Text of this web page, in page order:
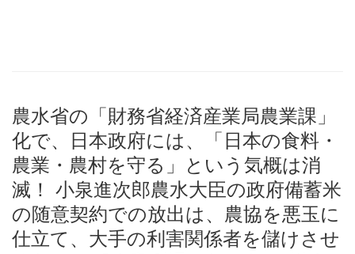
農水省の「財務省経済産業局農業課」
化で、日本政府には、「日本の食料・
農業・農村を守る」という気概は消
滅！ 小泉進次郎農水大臣の政府備蓄米
の随意契約での放出は、農協を悪玉に
仕立て、大手の利害関係者を儲けさせ